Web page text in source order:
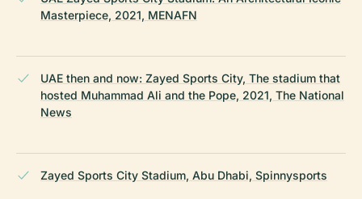
Masterpiece, 2021, MENAFN
UAE then and now: Zayed Sports City, The stadium that
hosted Muhammad Ali and the Pope, 2021, The National
News
Zayed Sports City Stadium, Abu Dhabi, Spinnysports